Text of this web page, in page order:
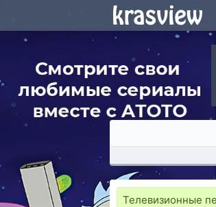
Телевизионные